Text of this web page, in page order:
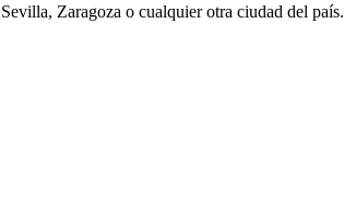
Zaragoza o cualquier otra ciudad del país.